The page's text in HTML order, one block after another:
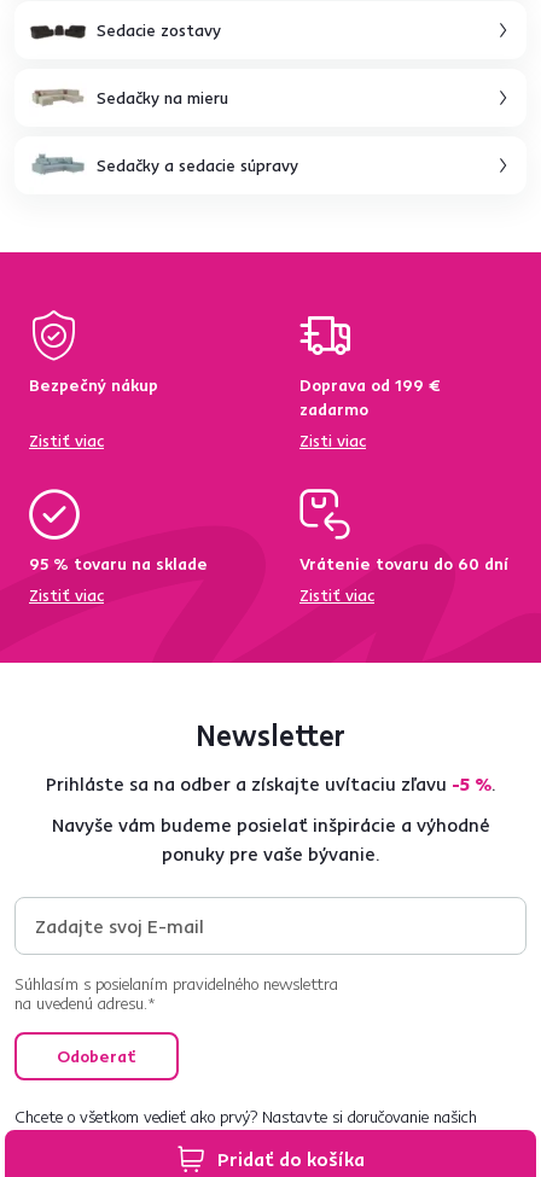
Pridať do košíka
Sedacie zostavy
Sedačky na mieru
Sedačky a sedacie súpravy
Bezpečný nákup
Zistiť viac
Doprava od 199 €
zadarmo
Zisti viac
95 % tovaru na sklade
Zistiť viac
Vrátenie tovaru do 60 dní
Zistiť viac
Newsletter
Prihláste sa na odber a získajte uvítaciu zľavu -5 %.
Navyše vám budeme posielať inšpirácie a výhodné
ponuky pre vaše bývanie.
Súhlasím s posielaním pravidelného newslettra
na uvedenú adresu.*
Odoberať
Chcete o všetkom vedieť ako prvý? Nastavte si doručovanie našich
e‑mailov tak, aby vám nič neušlo.